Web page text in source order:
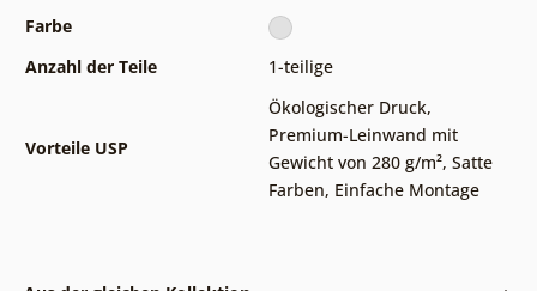
Farbe
Anzahl der Teile
1-teilige
Vorteile USP
Ökologischer Druck,
Premium-Leinwand mit
Gewicht von 280 g/m², Satte
Farben, Einfache Montage